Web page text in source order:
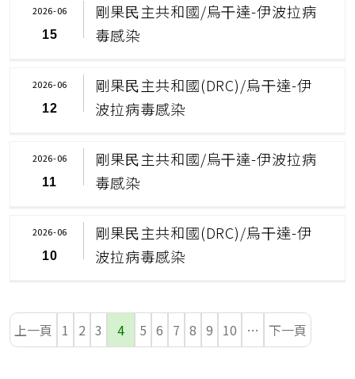
剛果⺠主共和國/烏⼲達-伊波拉病
毒感染
2026-06
15
剛果⺠主共和國(DRC)/烏⼲達-伊
波拉病毒感染
2026-06
12
剛果⺠主共和國/烏⼲達-伊波拉病
毒感染
2026-06
11
剛果⺠主共和國(DRC)/烏⼲達-伊
波拉病毒感染
2026-06
10
上一頁 1 2 3 4 5 6 7 8 9 10 … 下一頁